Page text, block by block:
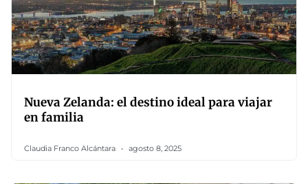
Nueva Zelanda: el destino ideal para viajar
en familia
Claudia Franco Alcántara agosto 8, 2025